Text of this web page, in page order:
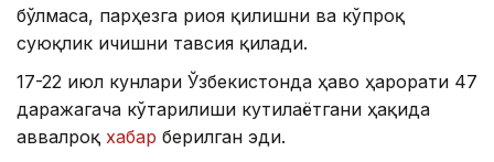
бўлмаса, парҳезга риоя қилишни ва кўпроқ
суюқлик ичишни тавсия қилади.
17-22 июл кунлари Ўзбекистонда ҳаво ҳарорати 47
даражагача кўтарилиши кутилаётгани ҳақида
аввалроқ хабар берилган эди.